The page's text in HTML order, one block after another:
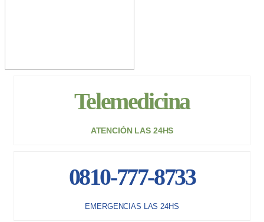
Telemedicina
ATENCIÓN LAS 24HS
0810-777-8733
EMERGENCIAS LAS 24HS